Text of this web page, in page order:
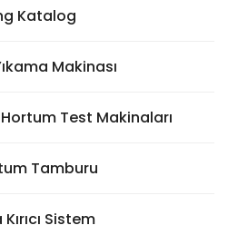
Katalog
Makinası
Test Makinaları
Tamburu
Sistem